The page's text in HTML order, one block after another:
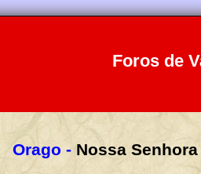
Foros de
Orago - Nossa